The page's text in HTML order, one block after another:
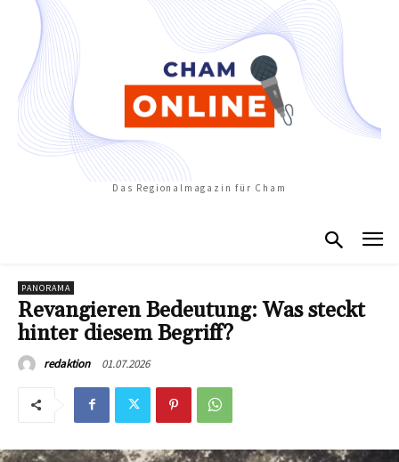
Das Regionalmagazin für Cham
PANORAMA
Revangieren Bedeutung: Was steckt
hinter diesem Begriff?
redaktion 01.07.2026